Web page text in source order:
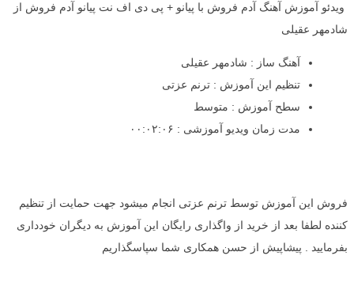
ویدئو آموزش آهنگ آدم فروش با پیانو + پی دی اف نت پیانو آدم فروش از
شادمهر عقیلی
آهنگ ساز : شادمهر عقیلی
تنظیم این آموزش : ترنم عزتی
سطح آموزش : متوسط
مدت زمان ویدیو آموزشی : ۰۰:۰۲:۰۶
فروش این آموزش توسط ترنم عزتی انجام میشود جهت حمایت از تنظیم
کننده لطفا بعد از خرید از واگذاری رایگان این آموزش به دیگران خودداری
بفرمایید . پیشاپیش از حسن همکاری شما سپاسگذاریم